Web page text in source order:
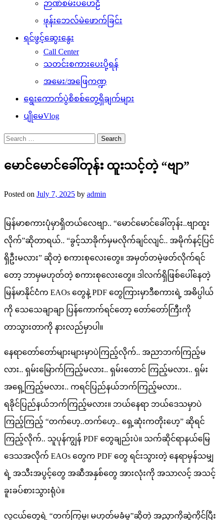
ဉာဏ်စမ်းပဟေဠိ
ဖုန်းဘေလ်မဲဖောက်ခြင်း
ရင်ဖွင့်ဆွေးနွေး
Call Center
သတင်းစကားပေးပို့ရန်
အမေး/အဖြေကဏ္ဍ
ရွေးကောက်ပွဲစိစစ်တွေ့ရှိချက်များ
ပျိုမေVlog
Search
for:
မောင်မောင်ခေါ်တုန်း ထူးသင့်တဲ့ “ဗျာ”
Posted on July 7, 2025 by admin
မြန်မာစကားပုံမှာရှိတယ်လေဗျာ.. “မောင်မောင်ခေါ်တုန်း..ဗျာထူး
လိုက်”ဆိုတာရယ်.. “ခွင့်သာခိုက်မှမလိုက်ချင်လျင်.. အမိုက်နင့်ပြင်
ရှိဦးမလား” ဆိုတဲ့ စကားစုလေးတွေ။ အမှတ်တမဲ့ဖတ်လိုက်ရင်
တော့ ဘာမှမဟုတ်တဲ့ စကားစုလေးတွေ။ ဒါလက်ရှိဖြစ်ပေါ်နေတဲ့
မြန်မာနိုင်ငံက EAOs တွေနဲ့ PDF တွေကြားမှာဒီစကားရဲ့ အဓိပ္ပါယ်
ကို သေသေချာချာ ပြန်ကောက်ရင်တော့ တော်တော်ကြီးကို
တာသွားတာကို နားလည်မှာပါ။
နေရာတော်တော်များများမှာပဲကြည့်လိုက်.. အညာဘက်ကြည့်မ
လား.. ရှမ်းမြောက်ကြည့်မလား.. ရှမ်းတောင် ကြည့်မလား.. ရှမ်း
အရှေ့ကြည့်မလား.. ကရင်ပြည်နယ်ဘက်ကြည့်မလား..
ရခိုင်ပြည်နယ်ဘက်ကြည့်မလား။ ဘယ်နေရာ ဘယ်ဒေသမှာပဲ
ကြည့်ကြည့် “တက်ဟေ့..တက်ဟေ့.. ရှေ့ဆုံးကတိုးဟေ့” ဆိုရင်
ကြည့်လိုက်.. သူပုန်ကျွန် PDF တွေချည်းပဲ။ သက်ဆိုင်ရာနယ်မြေ
ဒေသအလိုက် EAOs တွေက PDF တွေ ရင်းသွားတဲ့ နေရာမှန်သမျှ
ရဲ့ အသီးအပွင့်တွေ အဆီအနှစ်တွေ အားလုံးကို အသာလင့် အသင့်
ခူးခပ်စားသွားရုံပဲ။
လူငယ်တွေရဲ့ “တက်ကြွမှု၊ မဟုတ်မခံမှု”ဆိုတဲ့ အညှာကိုဆွဲကိုင်ပြီး